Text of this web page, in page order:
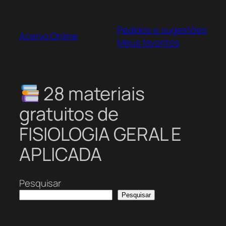
Acervo Online
Pedidos e sugestões
Meus favoritos
28 materiais
gratuitos de
FISIOLOGIA GERAL E
APLICADA
Pesquisar
Pesquisar